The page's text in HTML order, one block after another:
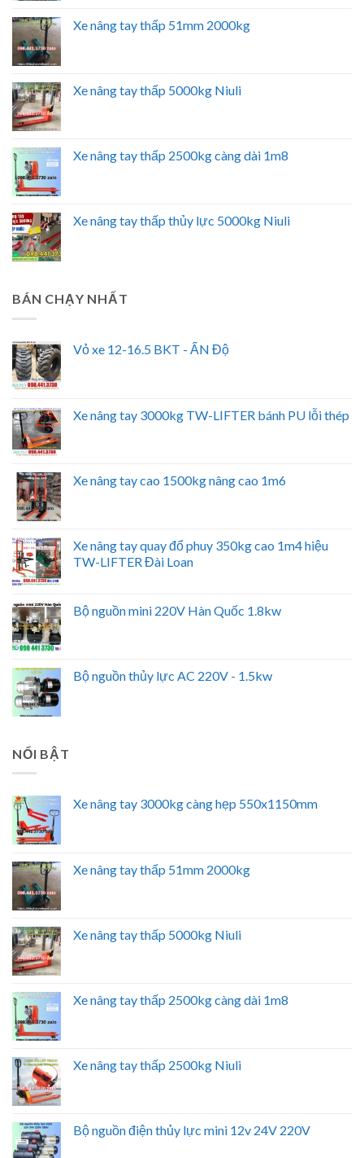
Xe nâng tay thấp 51mm 2000kg
Xe nâng tay thấp 5000kg Niuli
Xe nâng tay thấp 2500kg càng dài 1m8
Xe nâng tay thấp thủy lực 5000kg Niuli
BÁN CHẠY NHẤT
Vỏ xe 12-16.5 BKT - ẤN Độ
Xe nâng tay 3000kg TW-LIFTER bánh PU lỗi thép
Xe nâng tay cao 1500kg nâng cao 1m6
Xe nâng tay quay đổ phuy 350kg cao 1m4 hiệu
TW-LIFTER Đài Loan
Bộ nguồn mini 220V Hàn Quốc 1.8kw
Bộ nguồn thủy lực AC 220V - 1.5kw
NỔI BẬT
Xe nâng tay 3000kg càng hẹp 550x1150mm
Xe nâng tay thấp 51mm 2000kg
Xe nâng tay thấp 5000kg Niuli
Xe nâng tay thấp 2500kg càng dài 1m8
Xe nâng tay thấp 2500kg Niuli
Bộ nguồn điện thủy lực mini 12v 24V 220V